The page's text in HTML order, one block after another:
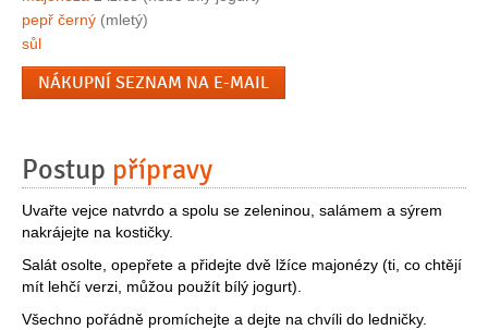
pepř černý (mletý)
sůl
NÁKUPNÍ SEZNAM NA E-MAIL
Postup přípravy
Uvařte vejce natvrdo a spolu se zeleninou, salámem a sýrem
nakrájejte na kostičky.
Salát osolte, opepřete a přidejte dvě lžíce majonézy (ti, co chtějí
mít lehčí verzi, můžou použít bílý jogurt).
Všechno pořádně promíchejte a dejte na chvíli do ledničky.